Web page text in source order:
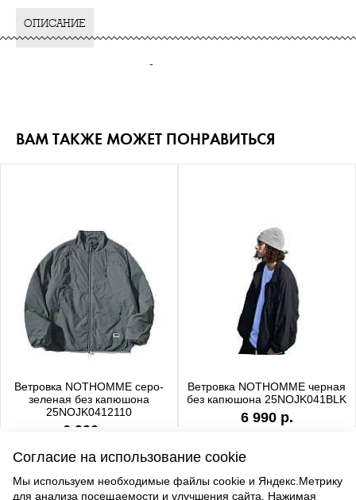
ОПИСАНИЕ
-
ВАМ ТАКЖЕ МОЖЕТ ПОНРАВИТЬСЯ
Ветровка NOTHOMME серо-
зеленая без капюшона
25NOJK0412110
6 990 р.
Ветровка NOTHOMME черная
без капюшона 25NOJK041BLK
6 990 р.
Согласие на использование cookie
Мы используем необходимые файлы cookie и Яндекс.Метрику
для анализа посещаемости и улучшения сайта. Нажимая